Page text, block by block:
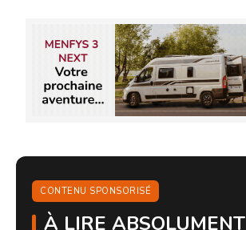
CONTENU SPONSORISÉ
À LIRE ABSOLUMENT